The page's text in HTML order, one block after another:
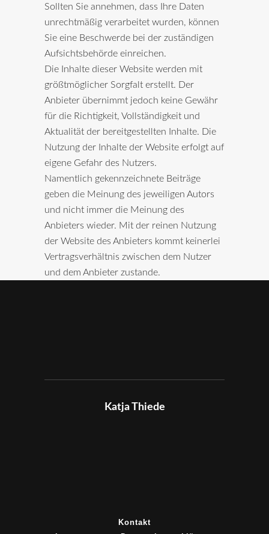
Sollten Sie annehmen, dass Ihre Daten
unrechtmäßig verarbeitet wurden, können
Sie eine Beschwerde bei der zuständigen
Aufsichtsbehörde einreichen.
Die Inhalte dieser Website werden mit
größtmöglicher Sorgfalt erstellt. Der
Anbieter übernimmt jedoch keine Gewähr
für die Richtigkeit, Vollständigkeit und
Aktualität der bereitgestellten Inhalte. Die
Nutzung der Inhalte der Website erfolgt auf
eigene Gefahr des Nutzers.
Namentlich gekennzeichnete Beiträge
geben die Meinung des jeweiligen Autors
und nicht immer die Meinung des
Anbieters wieder. Mit der reinen Nutzung
der Website des Anbieters kommt keinerlei
Vertragsverhältnis zwischen dem Nutzer
und dem Anbieter zustande.
Katja Thiede
Kontakt